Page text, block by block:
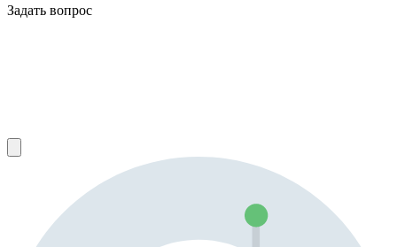
Задать вопрос